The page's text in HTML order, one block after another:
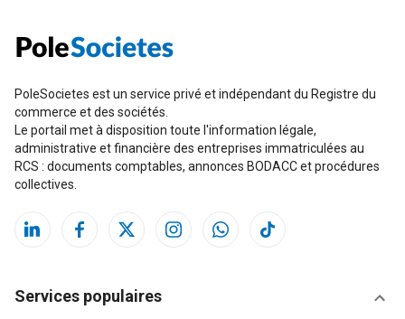
PoleSocietes est un service privé et indépendant du Registre du
commerce et des sociétés.
Le portail met à disposition toute l'information légale,
administrative et financière des entreprises immatriculées au
RCS : documents comptables, annonces BODACC et procédures
collectives.
Services populaires